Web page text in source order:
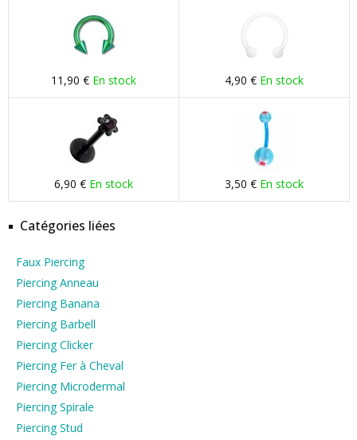
11,90 € En stock 4,90 € En stock
6,90 € En stock 3,50 € En stock
Catégories liées
Faux Piercing
Piercing Anneau
Piercing Banana
Piercing Barbell
Piercing Clicker
Piercing Fer à Cheval
Piercing Microdermal
Piercing Spirale
Piercing Stud